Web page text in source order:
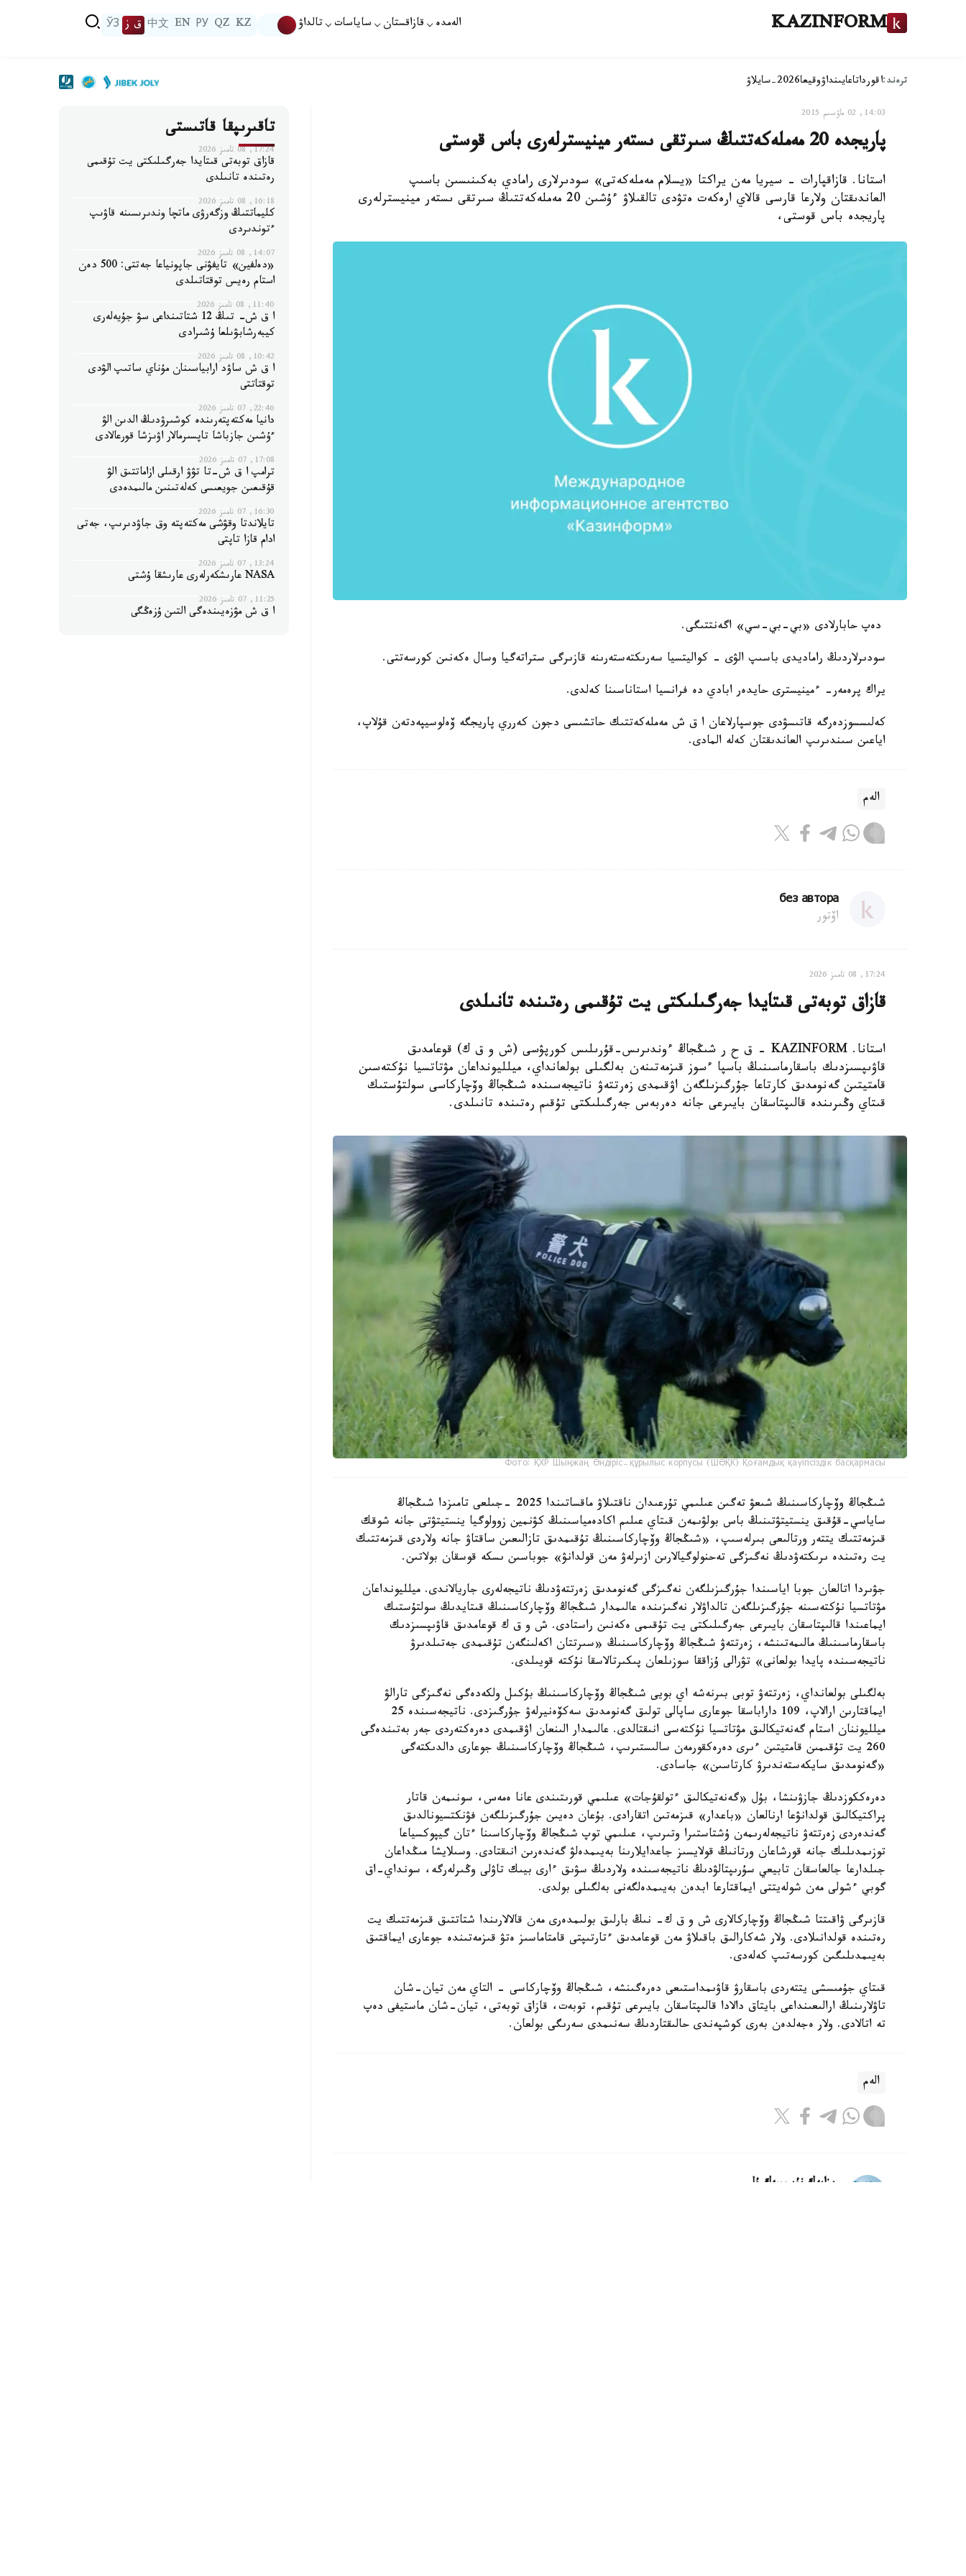
KAZINFORM الەمدە قازاقستان ساياسات تالداۋ KZ
QZ
РУ
EN
中文 ق ز ЎЗ
ترەند:اقورداتاعايىنداۋوقيعا2026-سايلاۋ
14:03, 02 ماۋسىم 2015
پاريجدە 20 مەملەكەتتىڭ سىرتقى ىستەر مينيسترلەرى باس قوستى
استانا. قازاقپارات - سيريا مەن يراكتا «يسلام مەملەكەتى» سودىرلارى رامادي بەكىنىسىن باسىپ
العاندىقتان ولارعا قارسى قالاي ارەكەت ەتۋدى تالقىلاۋ ءۇشىن 20 مەملەكەتتىڭ سىرتقى ىستەر مينيسترلەرى
پاريجدە باس قوستى،
دەپ حابارلادى «بي-بي-سي» اگەنتتىگى.
سودىرلاردىڭ راماديدى باسىپ الۋى - كواليتسيا سەرىكتەستەرىنە قازىرگى ستراتەگيا وسال ەكەنىن كورسەتتى.
يراك پرەمەر- ءمينيسترى حايدەر ابادي دە فرانسيا استاناسىنا كەلدى.
كەلىسسوزدەرگە قاتىسۋدى جوسپارلاعان ا ق ش مەملەكەتتىك حاتشىسى دجون كەرري پاريجگە ۆەلوسيپەدتەن قۇلاپ،
اياعىن سىندىرىپ العاندىقتان كەلە المادى.
الەم
без автора
اۆتور
17:24, 08 تامىز 2026
قازاق توبەتى قىتايدا جەرگىلىكتى يت تۇقىمى رەتىندە تانىلدى
استانا. KAZINFORM – ق ح ر شىڭجاڭ ءوندىرىس-قۇرىلىس كورپۋسى (ش و ق ك) قوعامدىق
قاۋىپسىزدىك باسقارماسىنىڭ باسپا ءسوز قىزمەتىنەن بەلگىلى بولعانداي، ميلليونداعان مۋتاتسيا نۇكتەسىن
قامتيتىن گەنومدىق كارتاعا جۇرگىزىلگەن اۋقىمدى زەرتتەۋ ناتيجەسىندە شىڭجاڭ وۆچاركاسى سولتۇستىك
قىتاي وڭىرىندە قالىپتاسقان بايىرعى جانە دەربەس جەرگىلىكتى تۇقىم رەتىندە تانىلدى.
Фото: ҚХР Шыңжаң Өндіріс-құрылыс корпусы (ШӨҚК) Қоғамдық қауіпсіздік басқармасы
شىڭجاڭ وۆچاركاسىنىڭ شىعۋ تەگىن عىلىمي تۇرعىدان ناقتىلاۋ ماقساتىندا 2025 -جىلعى تامىزدا شىڭجاڭ
ساياسي-قۇقىق ينستيتۋتىنىڭ باس بولۋىمەن قىتاي عىلىم اكادەمياسىنىڭ كۋنمين زوولوگيا ينستيتۋتى جانە شوقك
قىزمەتتىك يتتەر ورتالىعى بىرلەسىپ، «شىڭجاڭ وۆچاركاسىنىڭ تۇقىمدىق تازالىعىن ساقتاۋ جانە ولاردى قىزمەتتىك
يت رەتىندە ىرىكتەۋدىڭ نەگىزگى تەحنولوگيالارىن ازىرلەۋ مەن قولدانۋ» جوباسىن ىسكە قوسقان بولاتىن.
جۋىردا اتالعان جوبا اياسىندا جۇرگىزىلگەن نەگىزگى گەنومدىق زەرتتەۋدىڭ ناتيجەلەرى جاريالاندى. ميلليونداعان
مۋتاتسيا نۇكتەسىنە جۇرگىزىلگەن تالداۋلار نەگىزىندە عالىمدار شىڭجاڭ وۆچاركاسىنىڭ قىتايدىڭ سولتۇستىك
ايماعىندا قالىپتاسقان بايىرعى جەرگىلىكتى يت تۇقىمى ەكەنىن راستادى. ش و ق ك قوعامدىق قاۋىپسىزدىك
باسقارماسىنىڭ مالىمەتىنشە، زەرتتەۋ شىڭجاڭ وۆچاركاسىنىڭ «سىرتتان اكەلىنگەن تۇقىمدى جەتىلدىرۋ
ناتيجەسىندە پايدا بولعانى» تۋرالى ۇزاققا سوزىلعان پىكىرتالاسقا نۇكتە قويىلدى.
بەلگىلى بولعانداي، زەرتتەۋ توبى بىرنەشە اي بويى شىڭجاڭ وۆچاركاسىنىڭ بۇكىل ولكەدەگى نەگىزگى تارالۋ
ايماقتارىن ارالاپ، 109 داراباسقا جوعارى ساپالى تولىق گەنومدىق سەكۆەنيرلەۋ جۇرگىزدى. ناتيجەسىندە 25
ميلليوننان استام گەنەتيكالىق مۋتاتسيا نۇكتەسى انىقتالدى. عالىمدار الىنعان اۋقىمدى دەرەكتەردى جەر بەتىندەگى
260 يت تۇقىمىن قامتيتىن ءىرى دەرەكقورمەن سالىستىرىپ، شىڭجاڭ وۆچاركاسىنىڭ جوعارى دالدىكتەگى
«گەنومدىق سايكەستەندىرۋ كارتاسىن» جاسادى.
دەرەككوزدىڭ جازۋىنشا، بۇل «گەنەتيكالىق ءتولقۇجات» عىلىمي قورىتىندى عانا ەمەس، سونىمەن قاتار
پراكتيكالىق قولدانۋعا ارنالعان «باعدار» قىزمەتىن اتقارادى. بۇعان دەيىن جۇرگىزىلگەن فۋنكتسيونالدىق
گەندەردى زەرتتەۋ ناتيجەلەرىمەن ۇشتاستىرا وتىرىپ، عىلىمي توپ شىڭجاڭ وۆچاركاسىنا ءتان گيپوكسياعا
توزىمدىلىك جانە قورشاعان ورتانىڭ قولايسىز جاعدايلارىنا بەيىمدەلۋ گەندەرىن انىقتادى. وسىلايشا مىڭداعان
جىلدارعا جالعاسقان تابيعي سۇرىپتالۋدىڭ ناتيجەسىندە ولاردىڭ سۋىق ءارى بيىك تاۋلى وڭىرلەرگە، سونداي-اق
گوبي ءشولى مەن شولەيتتى ايماقتارعا ابدەن بەيىمدەلگەنى بەلگىلى بولدى.
قازىرگى ۋاقىتتا شىڭجاڭ وۆچاركالارى ش و ق ك- نىڭ بارلىق بولىمدەرى مەن قالالارىندا شتاتتىق قىزمەتتىك يت
رەتىندە قولدانىلادى. ولار شەكارالىق باقىلاۋ مەن قوعامدىق ءتارتىپتى قامتاماسىز ەتۋ قىزمەتىندە جوعارى ايماقتىق
بەيىمدىلىگىن كورسەتىپ كەلەدى.
قىتاي جۇمىسشى يتتەردى باسقارۋ قاۋىمداستىعى دەرەگىنشە، شىڭجاڭ وۆچاركاسى - التاي مەن تيان-شان
تاۋلارىنىڭ ارالىعىنداعى بايتاق دالادا قالىپتاسقان بايىرعى تۇقىم، توبەت، قازاق توبەتى، تيان-شان ماستيفى دەپ
تە اتالادى. ولار ەجەلدەن بەرى كوشپەندى حالىقتاردىڭ سەنىمدى سەرىگى بولعان.
الەم
ريزابەك نۇسىپبەك ۇلى
تاقىرىپقا قاتىستى
17:24, 08 تامىز 2026
قازاق توبەتى قىتايدا جەرگىلىكتى يت تۇقىمى
رەتىندە تانىلدى
16:18, 08 تامىز 2026
كليماتتىڭ وزگەرۋى ماتچا وندىرىسىنە قاۋىپ
ءتوندىردى
14:07, 08 تامىز 2026
«دەلفين» تايفۋنى جاپونياعا جەتتى: 500 دەن
استام رەيس توقتاتىلدى
11:40, 08 تامىز 2026
ا ق ش- تىڭ 12 شتاتىنداعى سۋ جۇيەلەرى
كيبەرشابۋىلعا ۇشىرادى
10:42, 08 تامىز 2026
ا ق ش ساۋد ارابياسىنان مۇناي ساتىپ الۋدى
توقتاتتى
22:46, 07 تامىز 2026
دانيا مەكتەپتەرىندە كوشىرۋدىڭ الدىن الۋ
ءۇشىن جازباشا تاپسىرمالار اۋىزشا قورعالادى
17:08, 07 تامىز 2026
ترامپ ا ق ش-تا تۋۋ ارقىلى ازاماتتىق الۋ
قۇقىعىن جويعىسى كەلەتىنىن مالىمدەدى
16:30, 07 تامىز 2026
تايلاندتا وقۋشى مەكتەپتە وق جاۋدىرىپ، جەتى
ادام قازا تاپتى
13:24, 07 تامىز 2026
NASA عارىشكەرلەرى عارىشقا ۇشتى
11:25, 07 تامىز 2026
ا ق ش مۋزەيىندەگى التىن ۇزەڭگى